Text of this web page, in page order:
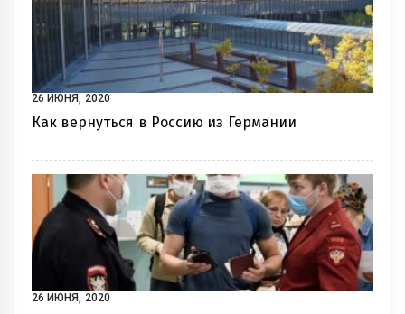
26 ИЮНЯ, 2020
Как вернуться в Россию из Германии
26 ИЮНЯ, 2020